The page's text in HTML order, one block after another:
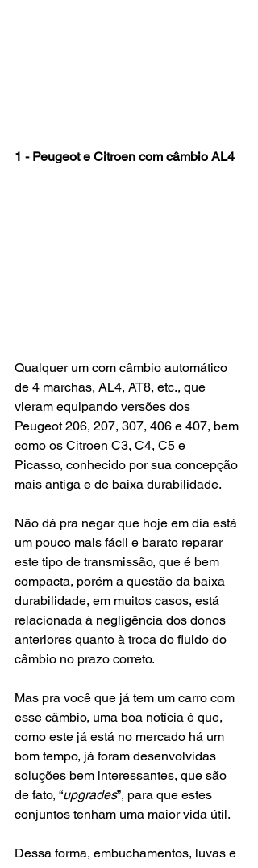
1 - Peugeot e Citroen com câmbio AL4
Qualquer um com câmbio automático
de 4 marchas, AL4, AT8, etc., que
vieram equipando versões dos
Peugeot 206, 207, 307, 406 e 407, bem
como os Citroen C3, C4, C5 e
Picasso, conhecido por sua concepção
mais antiga e de baixa durabilidade.
Não dá pra negar que hoje em dia está
um pouco mais fácil e barato reparar
este tipo de transmissão, que é bem
compacta, porém a questão da baixa
durabilidade, em muitos casos, está
relacionada à negligência dos donos
anteriores quanto à troca do fluido do
câmbio no prazo correto.
Mas pra você que já tem um carro com
esse câmbio, uma boa notícia é que,
como este já está no mercado há um
bom tempo, já foram desenvolvidas
soluções bem interessantes, que são
de fato, “upgrades”, para que estes
conjuntos tenham uma maior vida útil.
Dessa forma, embuchamentos, luvas e